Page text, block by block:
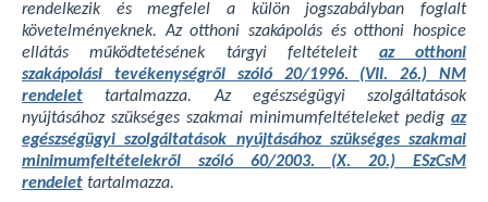
rendelkezik és megfelel a külön jogszabályban foglalt
követelményeknek. Az otthoni szakápolás és otthoni hospice
ellátás működtetésének tárgyi feltételeit az otthoni
szakápolási tevékenységről szóló 20/1996. (VII. 26.) NM
rendelet tartalmazza. Az egészségügyi szolgáltatások
nyújtásához szükséges szakmai minimumfeltételeket pedig az
egészségügyi szolgáltatások nyújtásához szükséges szakmai
minimumfeltételekről szóló 60/2003. (X. 20.) ESzCsM
rendelet tartalmazza.